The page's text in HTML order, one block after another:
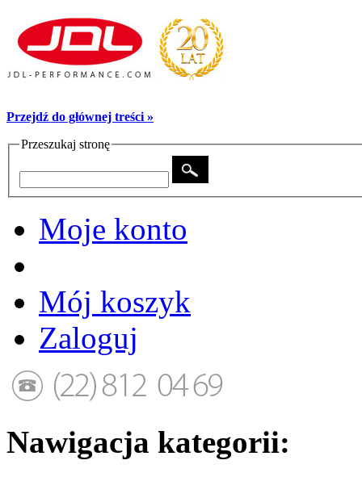
Przejdź do głównej treści »
Przeszukaj stronę
Moje konto
Mój koszyk
Zaloguj
Nawigacja kategorii: